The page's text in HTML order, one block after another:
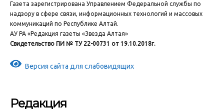
Газета зарегистрирована Управлением Федеральной службы по
надзору в сфере связи, информационных технологий и массовых
коммуникаций по Республике Алтай.
АУ РА «Редакция газеты «Звезда Алтая»
Свидетельство ПИ № ТУ 22-00731 от 19.10.2018г.
Версия сайта для слабовидящих
Редакция